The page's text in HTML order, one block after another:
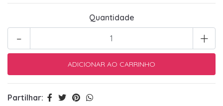
Quantidade
+
-
Partilhar: